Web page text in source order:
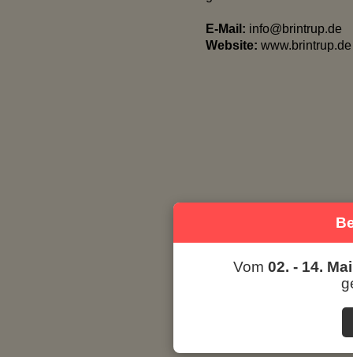
Vom 02. - 14.
E-Mail: info@brintrup.de
Website: www.brintrup.de